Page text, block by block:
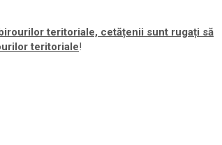
teritoriale, cetățenii sunt rugați să
teritoriale!